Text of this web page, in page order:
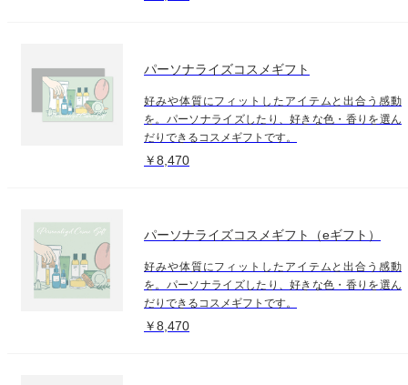
パーソナライズコスメギフト
好みや体質にフィットしたアイテムと出合う感動
を。パーソナライズしたり、好きな色・香りを選ん
だりできるコスメギフトです。
￥8,470
パーソナライズコスメギフト（eギフト）
好みや体質にフィットしたアイテムと出合う感動
を。パーソナライズしたり、好きな色・香りを選ん
だりできるコスメギフトです。
￥8,470